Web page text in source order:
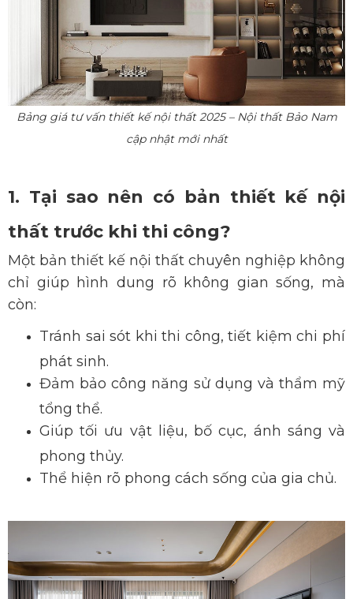
Bảng giá tư vấn thiết kế nội thất 2025 – Nội thất Bảo Nam
cập nhật mới nhất
1. Tại sao nên có bản thiết kế nội
thất trước khi thi công?
Một bản thiết kế nội thất chuyên nghiệp không
chỉ giúp hình dung rõ không gian sống, mà
còn:
Tránh sai sót khi thi công, tiết kiệm chi phí
phát sinh.
Đảm bảo công năng sử dụng và thẩm mỹ
tổng thể.
Giúp tối ưu vật liệu, bố cục, ánh sáng và
phong thủy.
Thể hiện rõ phong cách sống của gia chủ.